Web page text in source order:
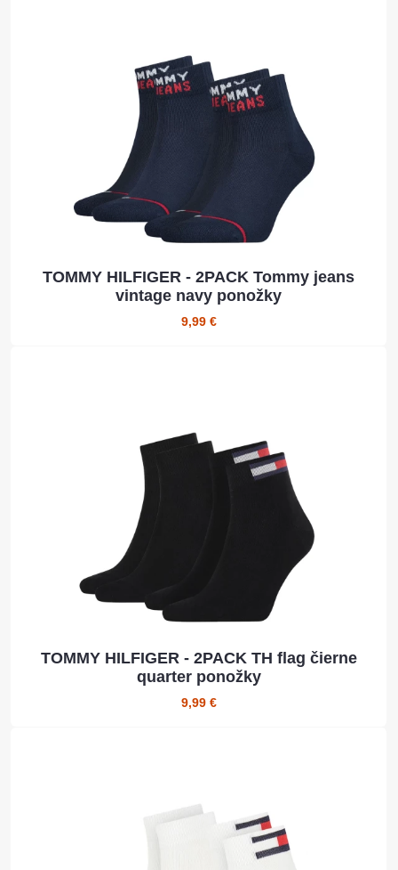
TOMMY HILFIGER - 2PACK Tommy jeans
vintage navy ponožky
9,99 €
TOMMY HILFIGER - 2PACK TH flag čierne
quarter ponožky
9,99 €